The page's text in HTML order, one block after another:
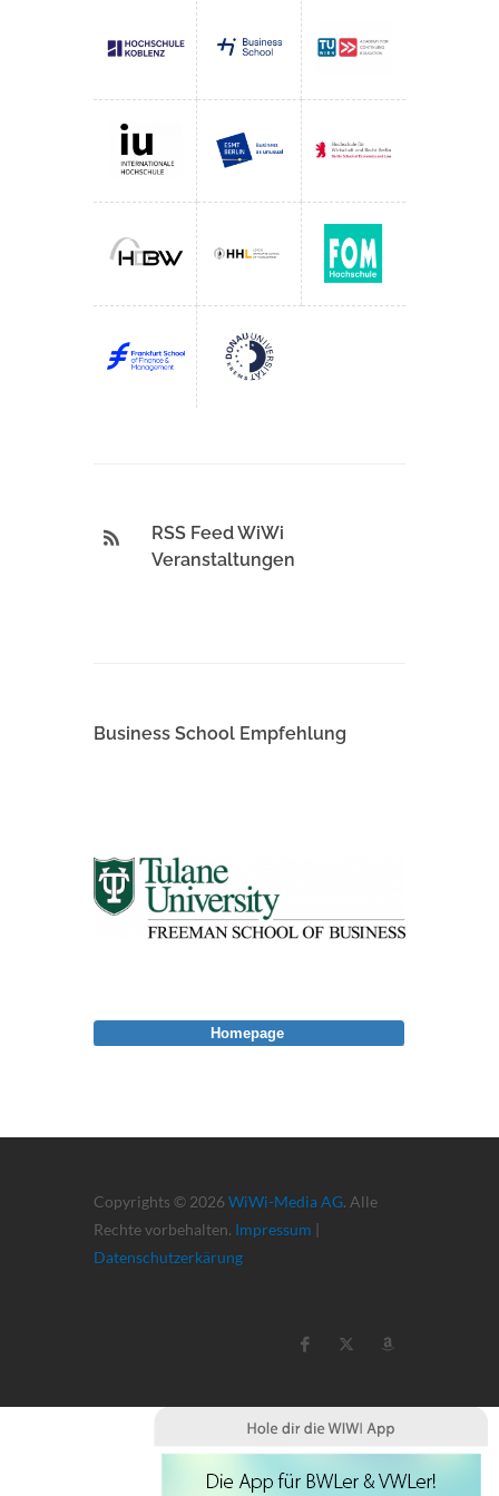
RSS Feed WiWi
Veranstaltungen
Business School Empfehlung
Copyrights © 2026 WiWi-Media AG. Alle
Rechte vorbehalten. Impressum |
Datenschutzerkärung
Homepage